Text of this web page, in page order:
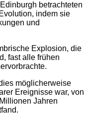
betrachteten
indem sie
und
Explosion, die
fast alle frühen
möglicherweise
Ereignisse war, von
Jahren